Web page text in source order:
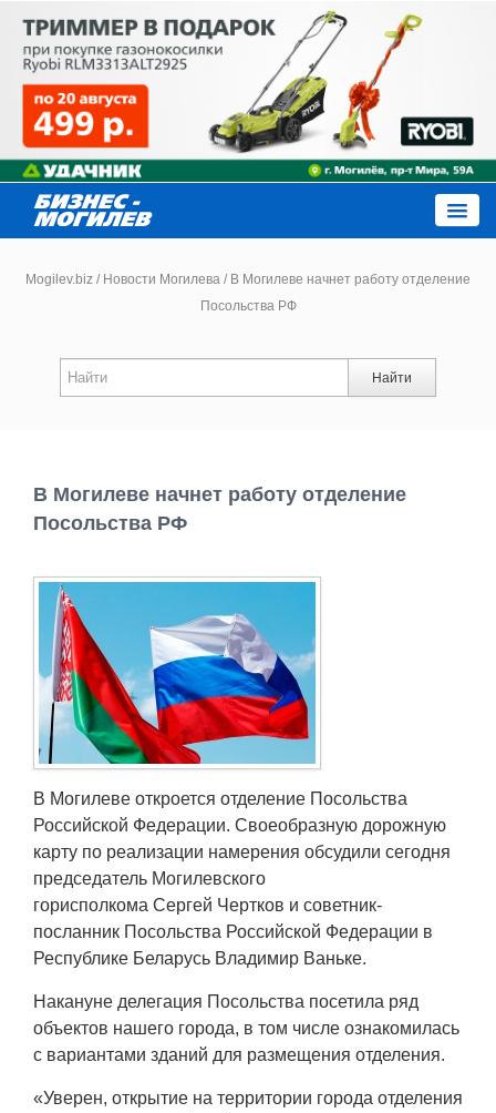
Новости
Работа
Афиша
Объявления
Транспорт
Погода
Курсы валют
Еще
Mogilev.biz / Новости Могилева /В Могилеве начнет работу отделение
Посольства РФ
Найти
В Могилеве начнет работу отделение
Посольства РФ
В Могилеве откроется отделение Посольства
Российской Федерации. Своеобразную дорожную
карту по реализации намерения обсудили сегодня
председатель Могилевского
горисполкома Сергей Чертков и советник-
посланник Посольства Российской Федерации в
Республике Беларусь Владимир Ваньке.
Накануне делегация Посольства посетила ряд
объектов нашего города, в том числе ознакомилась
с вариантами зданий для размещения отделения.
«Уверен, открытие на территории города отделения